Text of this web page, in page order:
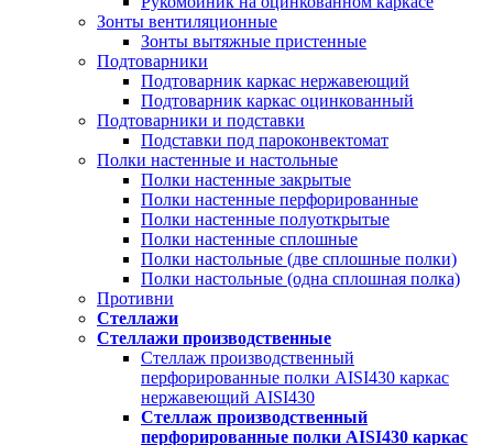
Зонты вентиляционные
Зонты вытяжные пристенные
Подтоварники
Подтоварник каркас нержавеющий
Подтоварник каркас оцинкованный
Подтоварники и подставки
Подставки под пароконвектомат
Полки настенные и настольные
Полки настенные закрытые
Полки настенные перфорированные
Полки настенные полуоткрытые
Полки настенные сплошные
Полки настольные (две сплошные полки)
Полки настольные (одна сплошная полка)
Противни
Стеллажи
Стеллажи производственные
Стеллаж производственный
перфорированные полки AISI430 каркас
нержавеющий AISI430
Стеллаж производственный
перфорированные полки AISI430 каркас